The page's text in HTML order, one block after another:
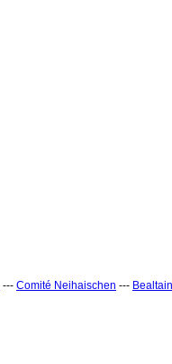
--- Comité Neihaischen ---